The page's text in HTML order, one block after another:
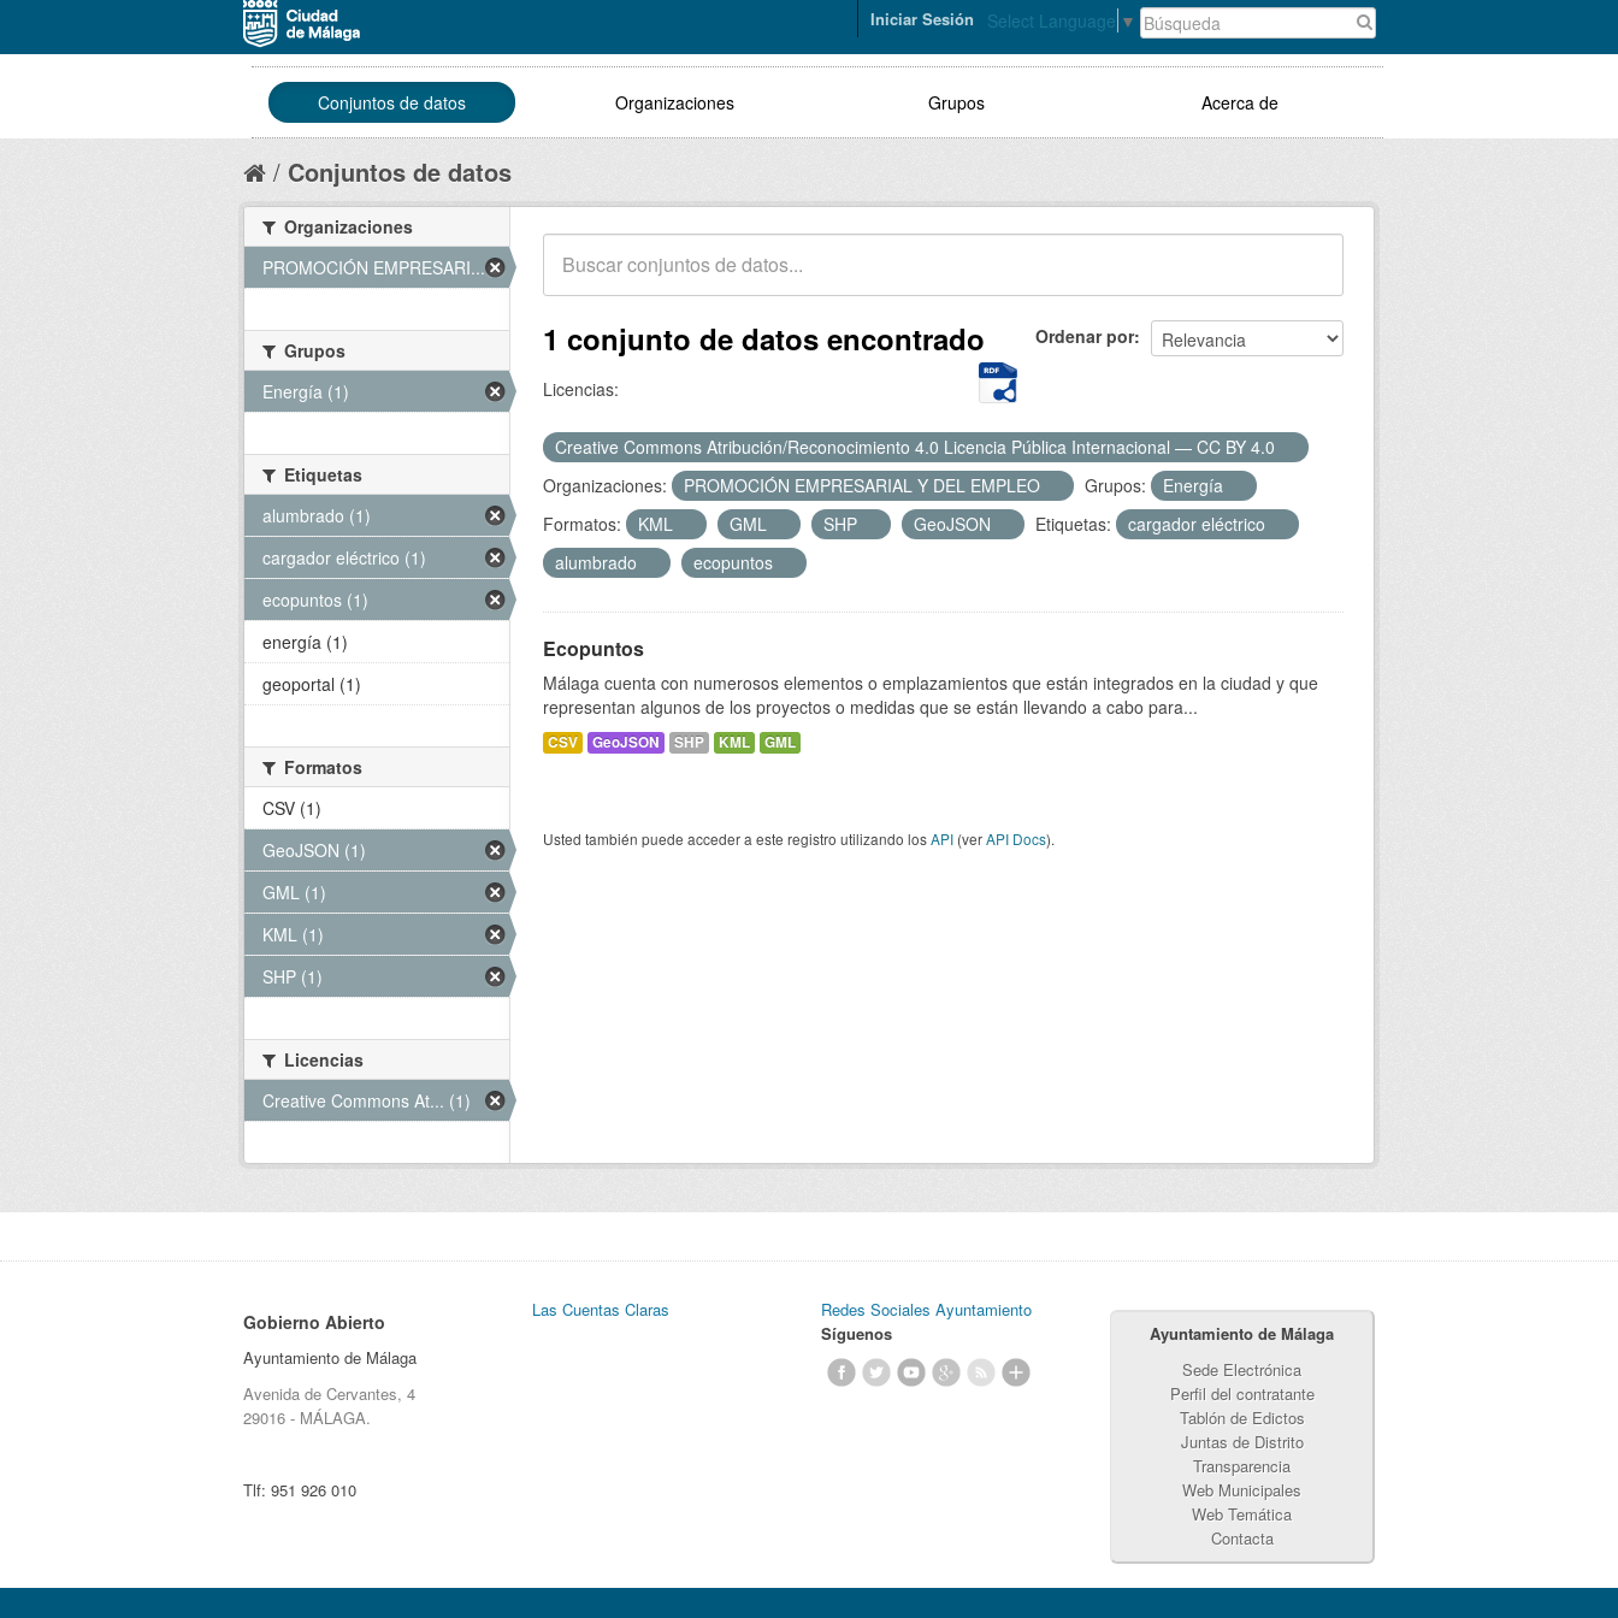
Select Language ▼
Iniciar Sesión
Conjuntos de datos Organizaciones Grupos Acerca de
Conjuntos de datos
Ordenar por
1 conjunto de datos encontrado
Licencias:
Creative Commons Atribución/Reconocimiento 4.0 Licencia Pública Internacional — CC BY 4.0
Organizaciones:
PROMOCIÓN EMPRESARIAL Y DEL EMPLEO Grupos:
Energía
Formatos:
KML GML SHP GeoJSON Etiquetas:
cargador eléctrico
alumbrado
ecopuntos
Ecopuntos
Málaga cuenta con numerosos elementos o emplazamientos que están integrados en la ciudad y que
representan algunos de los proyectos o medidas que se están llevando a cabo para...
CSV GeoJSON SHP KML GML
Usted también puede acceder a este registro utilizando losAPI (verAPI Docs).
Organizaciones
PROMOCIÓN EMPRESARI... (1)
Grupos
Energía (1)
Etiquetas
alumbrado (1)
cargador eléctrico (1)
ecopuntos (1)
energía (1)
geoportal (1)
Formatos
CSV (1)
GeoJSON (1)
GML (1)
KML (1)
SHP (1)
Licencias
Creative Commons At... (1)
Gobierno Abierto
Ayuntamiento de Málaga
Avenida de Cervantes, 4
29016 - MÁLAGA.
Tlf: 951 926 010
Las Cuentas Claras
Redes Sociales Ayuntamiento
Síguenos
Ayuntamiento de Málaga
Sede Electrónica
Perfil del contratante
Tablón de Edictos
Juntas de Distrito
Transparencia
Web Municipales
Web Temática
Contacta